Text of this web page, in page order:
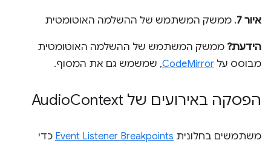
איור 7 . ממשק המשתמש של ההשלמה האוטומטית
הידעת? ממשק המשתמש של ההשלמה האוטומטית
מבוסס על CodeMirror, שמשמש גם את המסוף.
הפסקה באירועים של Audio Context
משתמשים בחלונית Event Listener Breakpoints כדי